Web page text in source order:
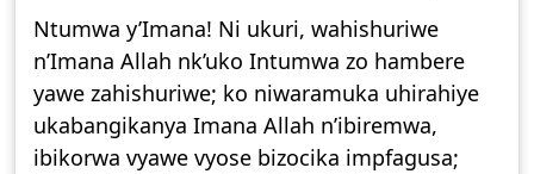
Ntumwa y’Imana! Ni ukuri, wahishuriwe
n’Imana Allah nk’uko Intumwa zo hambere
yawe zahishuriwe; ko niwaramuka uhirahiye
ukabangikanya Imana Allah n’ibiremwa,
ibikorwa vyawe vyose bizocika impfagusa;